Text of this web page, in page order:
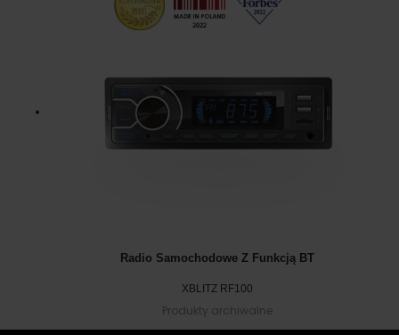
Radio Samochodowe Z Funkcją BT
XBLITZ RF100
Produkty archiwalne